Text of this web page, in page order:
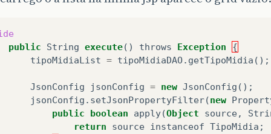
public
String execute() throws Exception
{
tipoMidiaList = tipoMidiaDAO. getTipoMidia ();
JsonConfig jsonConfig = new JsonConfig ();
jsonConfig . setJsonPropertyFilter(new
public
boolean apply(Object source,
return
source instanceof TipoMidia ;